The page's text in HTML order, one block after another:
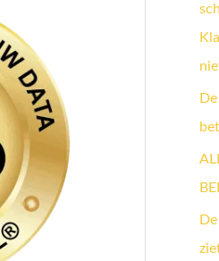
a
a
r
: